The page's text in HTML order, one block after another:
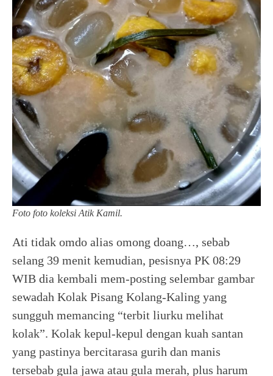
Foto foto koleksi Atik Kamil.
Ati tidak omdo alias omong doang…, sebab
selang 39 menit kemudian, pesisnya PK 08:29
WIB dia kembali mem-posting selembar gambar
sewadah Kolak Pisang Kolang-Kaling yang
sungguh memancing “terbit liurku melihat
kolak”. Kolak kepul-kepul dengan kuah santan
yang pastinya bercitarasa gurih dan manis
tersebab gula jawa atau gula merah, plus harum